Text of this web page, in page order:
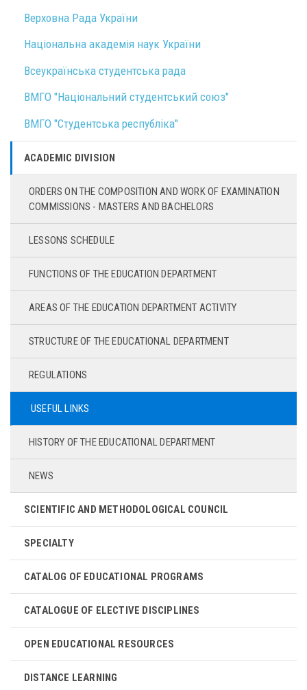
Верховна Рада України
Національна академія наук України
Всеукраїнська студентська рада
ВМГО "Національний студентський союз"
ВМГО "Студентська республіка"
ACADEMIC DIVISION
ORDERS ON THE COMPOSITION AND WORK OF EXAMINATION
COMMISSIONS - MASTERS AND BACHELORS
LESSONS SCHEDULE
FUNCTIONS OF THE EDUCATION DEPARTMENT
AREAS OF THE EDUCATION DEPARTMENT ACTIVITY
STRUCTURE OF THE EDUCATIONAL DEPARTMENT
REGULATIONS
USEFUL LINKS
HISTORY OF THE EDUCATIONAL DEPARTMENT
NEWS
SCIENTIFIC AND METHODOLOGICAL COUNCIL
SPECIALTY
CATALOG OF EDUCATIONAL PROGRAMS
CATALOGUE OF ELECTIVE DISCIPLINES
OPEN EDUCATIONAL RESOURCES
DISTANCE LEARNING